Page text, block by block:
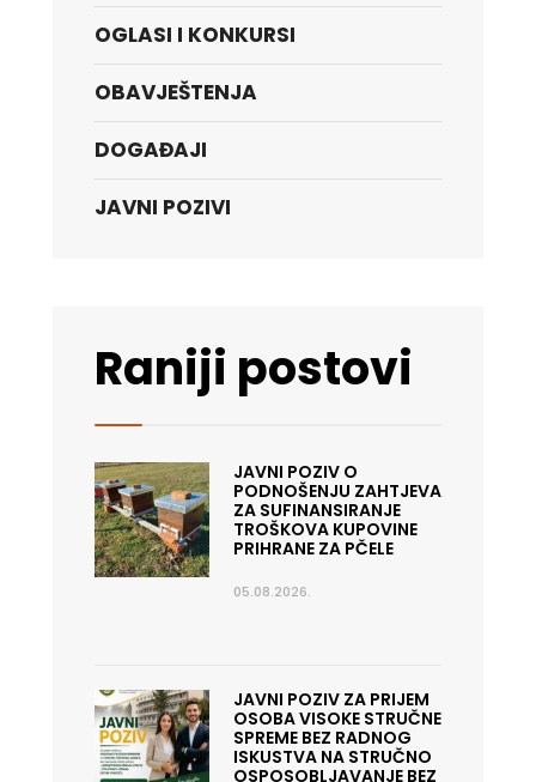
OGLASI I KONKURSI
OBAVJEŠTENJA
DOGAĐAJI
JAVNI POZIVI
Raniji postovi
JAVNI POZIV O
PODNOŠENJU ZAHTJEVA
ZA SUFINANSIRANJE
TROŠKOVA KUPOVINE
PRIHRANE ZA PČELE
05.08.2026.
JAVNI POZIV ZA PRIJEM
OSOBA VISOKE STRUČNE
SPREME BEZ RADNOG
ISKUSTVA NA STRUČNO
OSPOSOBLJAVANJE BEZ